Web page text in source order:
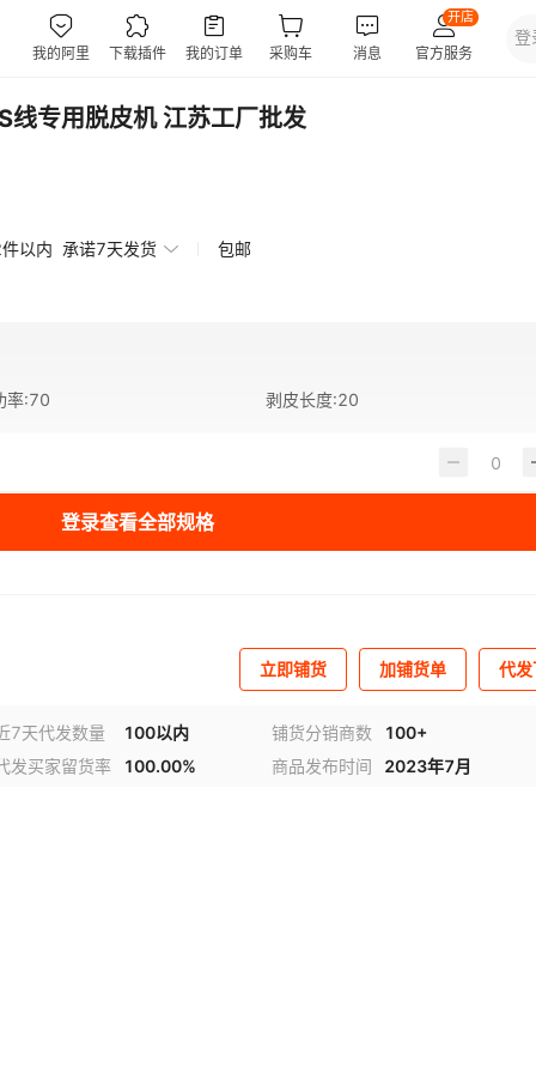
线专用脱皮机 江苏工厂批发
以内 承诺7天发货 包邮
率:70 剥皮长度:20
登录查看全部规格
立即铺货 加铺货单 代
7天代发数量 100以内 铺货分销商数
100+
发买家留货率
100.00% 商品发布时间 2023年7月